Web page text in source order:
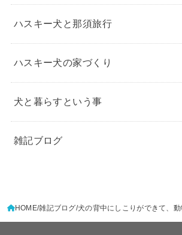
ハスキー犬と那須旅行
ハスキー犬の家づくり
犬と暮らすという事
雑記ブログ
HOME 雑記ブログ 犬の背中にしこりができて、動